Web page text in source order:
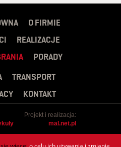
O FIRMIE
REALIZACJE
PORADY
TRANSPORT
KONTAKT
Projekt i realizacja:
mal.net.pl